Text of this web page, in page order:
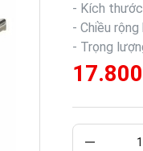
- Kích
- Chiều
- Trọng